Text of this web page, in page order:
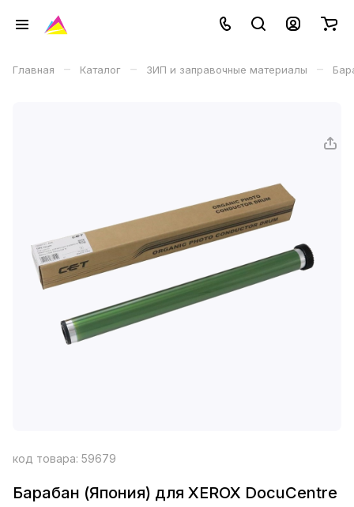
Главная – Каталог – ЗИП и заправочные материалы –
код товара: 59679
Барабан (Япония) для XEROX DocuCentre